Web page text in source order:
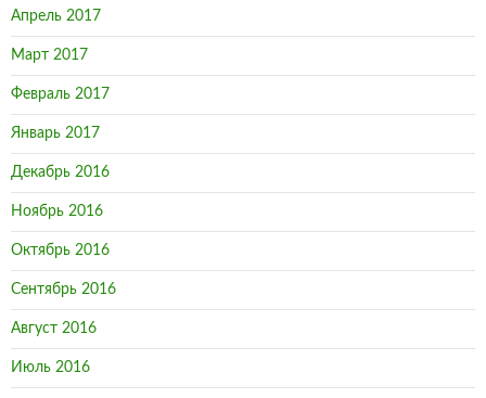
Апрель 2017
Март 2017
Февраль 2017
Январь 2017
Декабрь 2016
Ноябрь 2016
Октябрь 2016
Сентябрь 2016
Август 2016
Июль 2016